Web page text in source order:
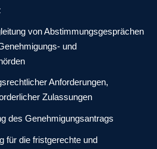
von Abstimmungsgesprächen
und
Anforderungen,
Zulassungen
des Genehmigungsantrags
für die fristgerechte und